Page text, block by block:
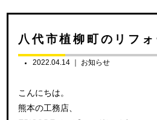
八代市植柳町のリフ
2022.04.14 ｜ お知らせ
こんにちは。
熊本の工務店、